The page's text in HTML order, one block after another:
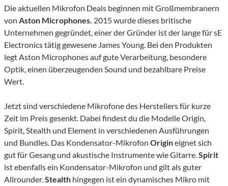
Die aktuellen Mikrofon Deals beginnen mit Großmembranern
von Aston Microphones. 2015 wurde dieses britische
Unternehmen gegründet, einer der Gründer ist der lange für sE
Electronics tätig gewesene James Young. Bei den Produkten
legt Aston Microphones auf gute Verarbeitung, besondere
Optik, einen überzeugenden Sound und bezahlbare Preise
Wert.
Jetzt sind verschiedene Mikrofone des Herstellers für kurze
Zeit im Preis gesenkt. Dabei findest du die Modelle Origin,
Spirit, Stealth und Element in verschiedenen Ausführungen
und Bundles. Das Kondensator-Mikrofon Origineignet sich
gut für Gesang und akustische Instrumente wie Gitarre.Spirit
ist ebenfalls ein Kondensator-Mikrofon und gilt als guter
Allrounder.Stealth hingegen ist ein dynamisches Mikro mit